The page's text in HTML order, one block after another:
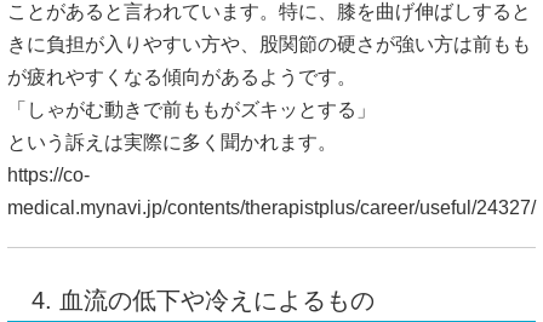
ことがあると言われています。特に、膝を曲げ伸ばしすると
きに負担が入りやすい方や、股関節の硬さが強い方は前もも
が疲れやすくなる傾向があるようです。
「しゃがむ動きで前ももがズキッとする」
という訴えは実際に多く聞かれます。
https://co-
medical.mynavi.jp/contents/therapistplus/career/useful/24327/
4. 血流の低下や冷えによるもの